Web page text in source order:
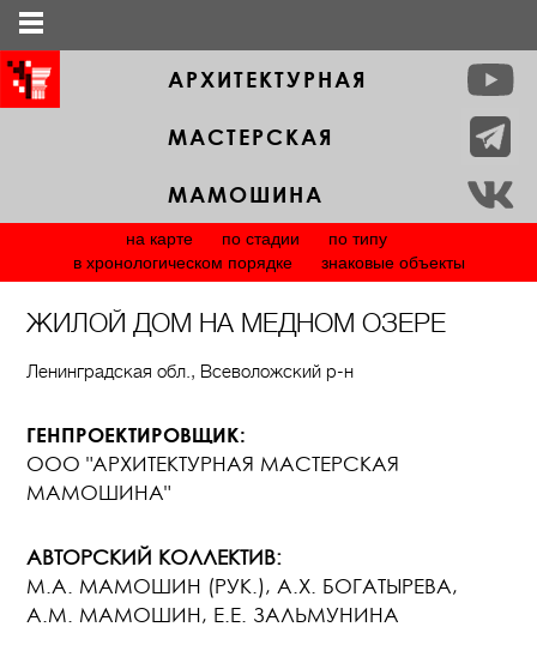
АРХИТЕКТУРНАЯ
МАСТЕРСКАЯ
МАМОШИНА
на карте по стадии
по типу
в хронологическом порядке
знаковые объекты
ЖИЛОЙ ДОМ НА МЕДНОМ ОЗЕРЕ
Ленинградская обл., Всеволожский р-н
ГЕНПРОЕКТИРОВЩИК:
ООО "АРХИТЕКТУРНАЯ МАСТЕРСКАЯ
МАМОШИНА"
АВТОРСКИЙ КОЛЛЕКТИВ:
М.А. МАМОШИН (РУК.), А.Х. БОГАТЫРЕВА,
А.М. МАМОШИН, Е.Е. ЗАЛЬМУНИНА